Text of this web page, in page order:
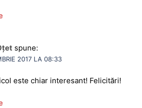
spune:
2017 LA 08:33
este chiar interesant! Felicitări!